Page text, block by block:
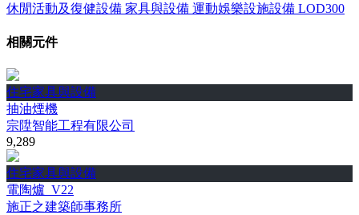
休閒活動及復健設備 家具與設備 運動娛樂設施設備 LOD300
相關元件
住宅家具與設備
抽油煙機
宗陞智能工程有限公司
9,289
住宅家具與設備
電陶爐_V22
施正之建築師事務所